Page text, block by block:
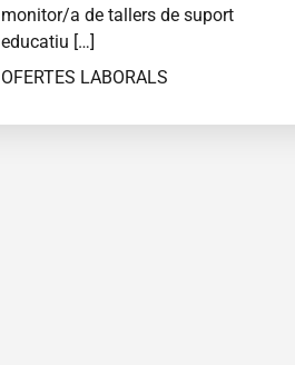
monitor/a de tallers de suport
educatiu […]
OFERTES LABORALS